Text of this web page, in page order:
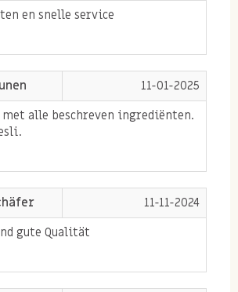
en snelle service
11-01-2025
alle beschreven ingrediënten.
11-11-2024
gute Qualität